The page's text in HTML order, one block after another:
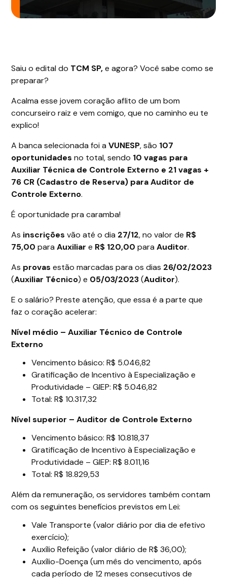
Saiu o edital do TCM SP,e agora? Você sabe como se
preparar?
Acalma esse jovem coração aflito de um bom
concurseiro raiz e vem comigo, que no caminho eu te
explico!
A banca selecionada foi aVUNESP, são 107
oportunidades no total, sendo 10 vagas para
Auxiliar Técnica de Controle Externo e 21 vagas +
76 CR (Cadastro de Reserva) para Auditor de
Controle Externo.
É oportunidade pra caramba!
As inscrições vão até o dia 27/12, no valor de R$
75,00 paraAuxiliare R$ 120,00 paraAuditor.
As provas estão marcadas para os dias 26/02/2023
(Auxiliar Técnico) e 05/03/2023(Auditor).
E o salário? Preste atenção, que essa é a parte que
faz o coração acelerar:
Nível médio – Auxiliar Técnico de Controle
Externo
Vencimento básico: R$ 5.046,82
Gratificação de Incentivo à Especialização e
Produtividade – GIEP: R$ 5.046,82
Total: R$ 10.317,32
Nível superior – Auditor de Controle Externo
Vencimento básico: R$ 10.818,37
Gratificação de Incentivo à Especialização e
Produtividade – GIEP: R$ 8.011,16
Total: R$ 18.829,53
Além da remuneração, os servidores também contam
com os seguintes benefícios previstos em Lei:
Vale Transporte (valor diário por dia de efetivo
exercício);
Auxílio Refeição (valor diário de R$ 36,00);
Auxílio-Doença (um mês do vencimento, após
cada período de 12 meses consecutivos de